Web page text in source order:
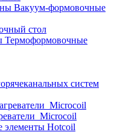
Вакуум-формовочные
стол
Термоформовочные
систем